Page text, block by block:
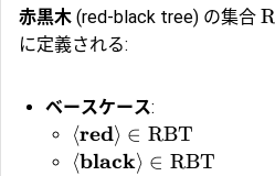
赤黒木 (red-black tree) の集合
に定義される:
ベースケース:
⟨red⟩ ∈ RBT
⟨black⟩ ∈ RBT